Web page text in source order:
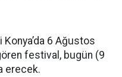
6 Ağustos
festival, bugün (9
erecek.